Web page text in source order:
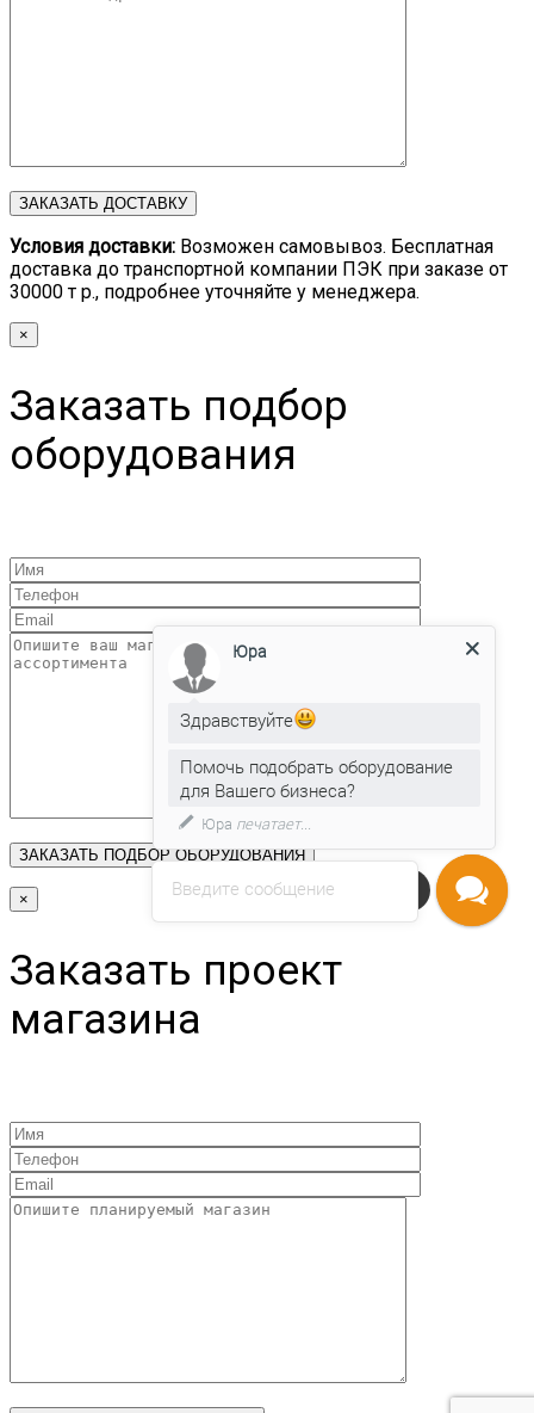
Условия доставки: Возможен самовывоз. Бесплатная
доставка до транспортной компании ПЭК при заказе от
30000 т р., подробнее уточняйте у менеджера.
×
Заказать подбор
оборудования
×
Заказать проект
магазина
Напишите нам
Введите сообщение
Юра
Здравствуйте
Помочь подобрать оборудование
для Вашего бизнеса?
Юра печатает...